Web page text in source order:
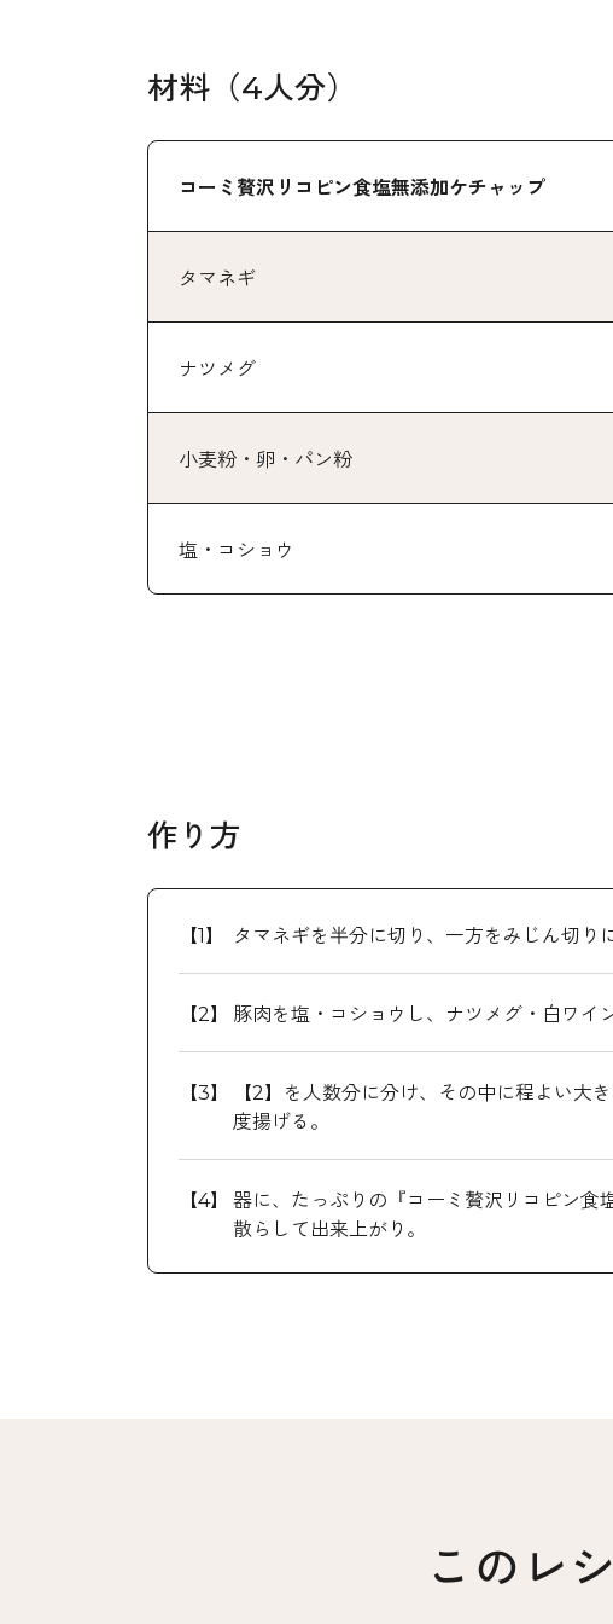
材料（4人分）
コーミ贅沢リコピン食塩無添加ケチャップ
タマネギ
ナツメグ
小麦粉・卵・パン粉
塩・コショウ
作り方
タマネギを半分に切り、一方をみじん切り
豚肉を塩・コショウし、ナツメグ・白ワイ
【2】を人数分に分け、その中に程よい
度揚げる。
器に、たっぷりの『コーミ贅沢リコピン食
散らして出来上がり。
このレ